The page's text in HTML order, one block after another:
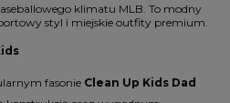
klimatu MLB. To modny
styl i miejskie outfity premium.
fasonie Clean Up Kids Dad